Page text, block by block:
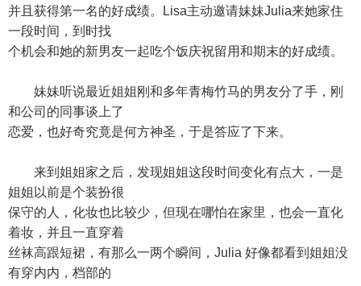
并且获得第一名的好成绩。Lisa主动邀请妹妹Julia来她家住
一段时间，到时找
个机会和她的新男友一起吃个饭庆祝留用和期末的好成绩。
妹妹听说最近姐姐刚和多年青梅竹马的男友分了手，刚
和公司的同事谈上了
恋爱，也好奇究竟是何方神圣，于是答应了下来。
来到姐姐家之后，发现姐姐这段时间变化有点大，一是
姐姐以前是个装扮很
保守的人，化妆也比较少，但现在哪怕在家里，也会一直化
着妆，并且一直穿着
丝袜高跟短裙，有那么一两个瞬间，Julia 好像都看到姐姐没
有穿内内，档部的